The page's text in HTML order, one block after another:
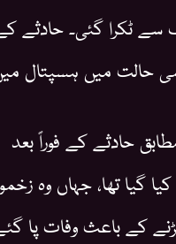
ٹکرا گئی۔ حادثے
حالت میں ہسپتال
حادثے کے فوراً بعد
گیا تھا، جہاں وہ
کے باعث وفات پا